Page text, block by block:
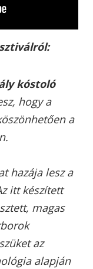
kóstoló
hogy a
a
hazája lesz a
itt készített
magas
az
alapján